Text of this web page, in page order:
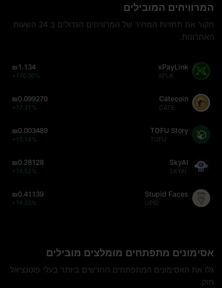
המרוויחים המובילים
חקור את תחזיות המחיר של המרוויחים הגדולים ב 24 השעות
האחרונות.
xPayLink
XPLK
₪1.134
+170.00%
Catecoin
CATE
₪0.099270
+17.31%
TOFU Story
TOFU
₪0.003489
+15.14%
SkyAI
SKYAI
₪0.28128
+14.52%
Stupid Faces
UPID
₪0.41139
+14.35%
אסימונים מתפתחים מומלצים מובילים
גלו את האסימונים המתפתחים החדשים ביותר בעלי פוטנציאל
חזק.